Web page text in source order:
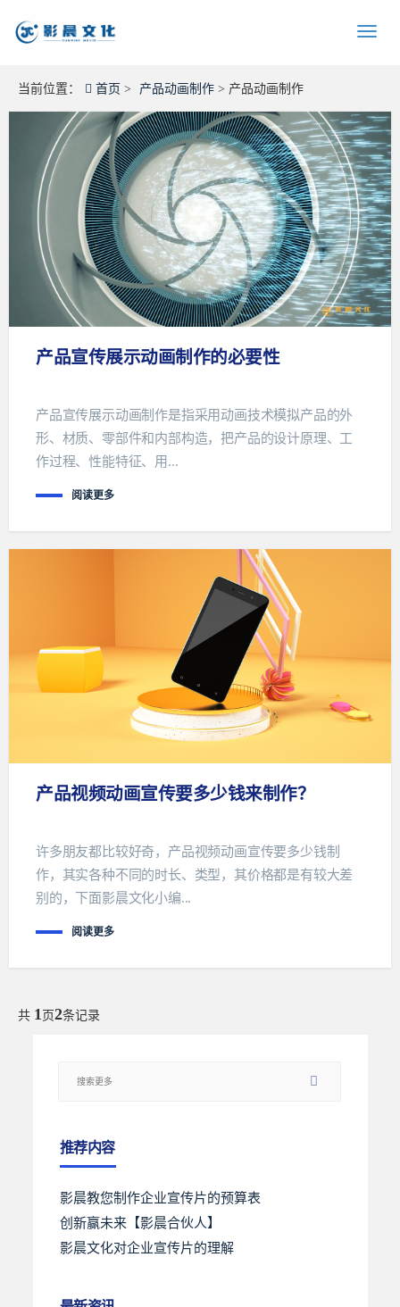
当前位置： 首页 > 产品动画制作 > 产品动画制作
产品宣传展示动画制作的必要性
产品宣传展示动画制作是指采用动画技术模拟产品的外
形、材质、零部件和内部构造，把产品的设计原理、工
作过程、性能特征、用...
阅读更多
产品视频动画宣传要多少钱来制作？
许多朋友都比较好奇，产品视频动画宣传要多少钱制
作，其实各种不同的时长、类型，其价格都是有较大差
别的，下面影晨文化小编...
阅读更多
共 1 页2条记录
推荐内容
影晨教您制作企业宣传片的预算表
创新赢未来【影晨合伙人】
影晨文化对企业宣传片的理解